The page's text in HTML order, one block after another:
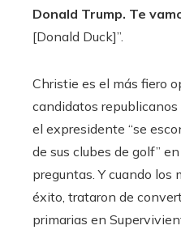
Donald Trump. Te
[Donald Duck]”.
Christie es el más fiero
candidatos republicanos
el expresidente “se
de sus clubes de golf”
preguntas. Y cuando los
éxito, trataron de
primarias en